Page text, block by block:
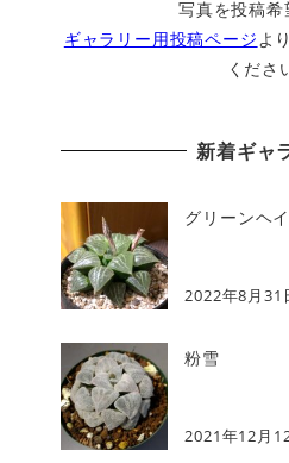
写真を投稿希
ギャラリー用投稿ページ よ
くださ
新着ギャ
グリーンヘ
2022年8月31
粉雪
2021年12月